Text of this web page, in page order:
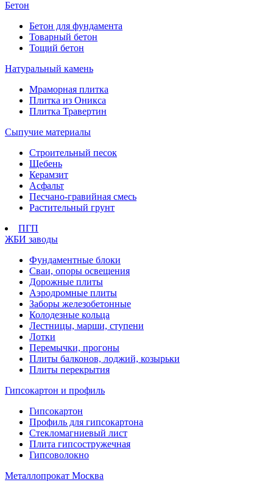
Бетон
Бетон для фундамента
Товарный бетон
Тощий бетон
Натуральный камень
Мраморная плитка
Плитка из Оникса
Плитка Травертин
Сыпучие материалы
Строительный песок
Щебень
Керамзит
Асфальт
Песчано-гравийная смесь
Растительный грунт
ПГП
ЖБИ заводы
Фундаментные блоки
Сваи, опоры освещения
Дорожные плиты
Аэродромные плиты
Заборы железобетонные
Колодезные кольца
Лестницы, марши, ступени
Лотки
Перемычки, прогоны
Плиты балконов, лоджий, козырьки
Плиты перекрытия
Гипсокартон и профиль
Гипсокартон
Профиль для гипсокартона
Стекломагниевый лист
Плита гипсостружечная
Гипсоволокно
Металлопрокат Москва